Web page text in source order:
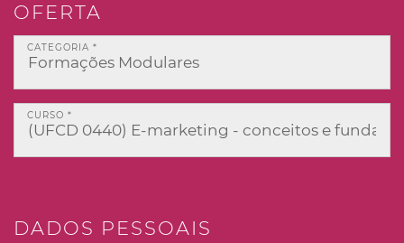
OFERTA
CATEGORIA *
CURSO *
DADOS PESSOAIS